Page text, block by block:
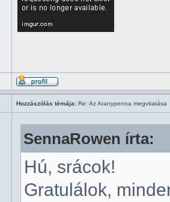
Hozzászólás témája: Re: Az Aranypenna megvitatása
SennaRowen írta:
Hú, srácok!
Gratulálok,